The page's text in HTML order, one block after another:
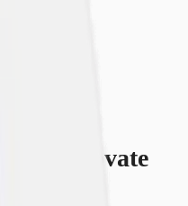
a Novate